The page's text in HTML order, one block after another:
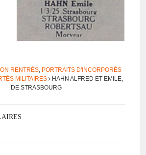
RENTRÉS, PORTRAITS D'INCORPORÉS
MILITAIRES HAHN ALFRED ET EMILE,
DE STRAS­BOURG